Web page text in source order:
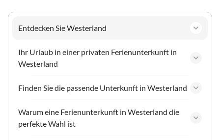
Entdecken Sie Westerland
Ihr Urlaub in einer privaten Ferienunterkunft in
Westerland
Finden Sie die passende Unterkunft in Westerland
Warum eine Ferienunterkunft in Westerland die
perfekte Wahl ist